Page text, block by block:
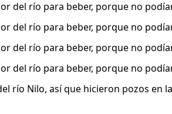
del río para beber, porque no
del río para beber, porque no
del río para beber, porque no
del río para beber, porque no
río Nilo, así que hicieron pozos en